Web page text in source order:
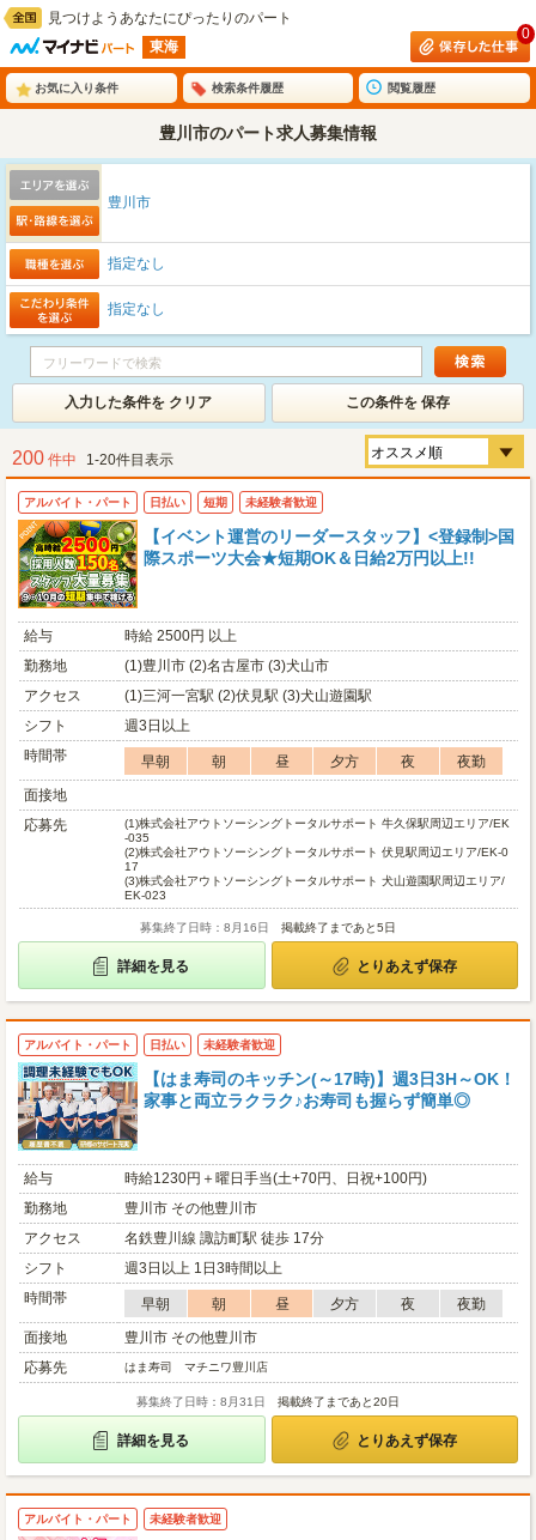
見つけようあなたにぴったりのパート
東海
0
お気に入り条件 検索条件履歴 閲覧履歴
豊川市のパート求人募集情報
豊川市
指定なし
指定なし
入力した条件を クリア この条件を 保存
200 件中 1-20件目表示
アルバイト・パート 日払い 短期 未経験者歓迎
【イベント運営のリーダースタッフ】<登録制>国
際スポーツ大会★短期OK＆日給2万円以上!!
給与
時給 2500円 以上
勤務地
(1)豊川市 (2)名古屋市 (3)犬山市
アクセス
(1)三河一宮駅 (2)伏見駅 (3)犬山遊園駅
シフト
週3日以上
時間帯
早朝 朝 昼 夕方 夜
夜勤
面接地
応募先
(1)株式会社アウトソーシングトータルサポート 牛久保駅周辺エリア/EK
-035
(2)株式会社アウトソーシングトータルサポート 伏見駅周辺エリア/EK-0
17
(3)株式会社アウトソーシングトータルサポート 犬山遊園駅周辺エリア/
EK-023
募集終了日時：8月16日 掲載終了まであと5日
詳細を見る とりあえず保存
アルバイト・パート 日払い 未経験者歓迎
【はま寿司のキッチン(～17時)】週3日3H～OK！
家事と両立ラクラク♪お寿司も握らず簡単◎
給与
時給1230円＋曜日手当(土+70円、日祝+100円)
勤務地
豊川市 その他豊川市
アクセス
名鉄豊川線 諏訪町駅 徒歩 17分
シフト
週3日以上 1日3時間以上
時間帯
早朝 朝 昼 夕方 夜
夜勤
面接地
豊川市 その他豊川市
応募先
はま寿司 マチニワ豊川店
募集終了日時：8月31日 掲載終了まであと20日
詳細を見る とりあえず保存
アルバイト・パート 未経験者歓迎